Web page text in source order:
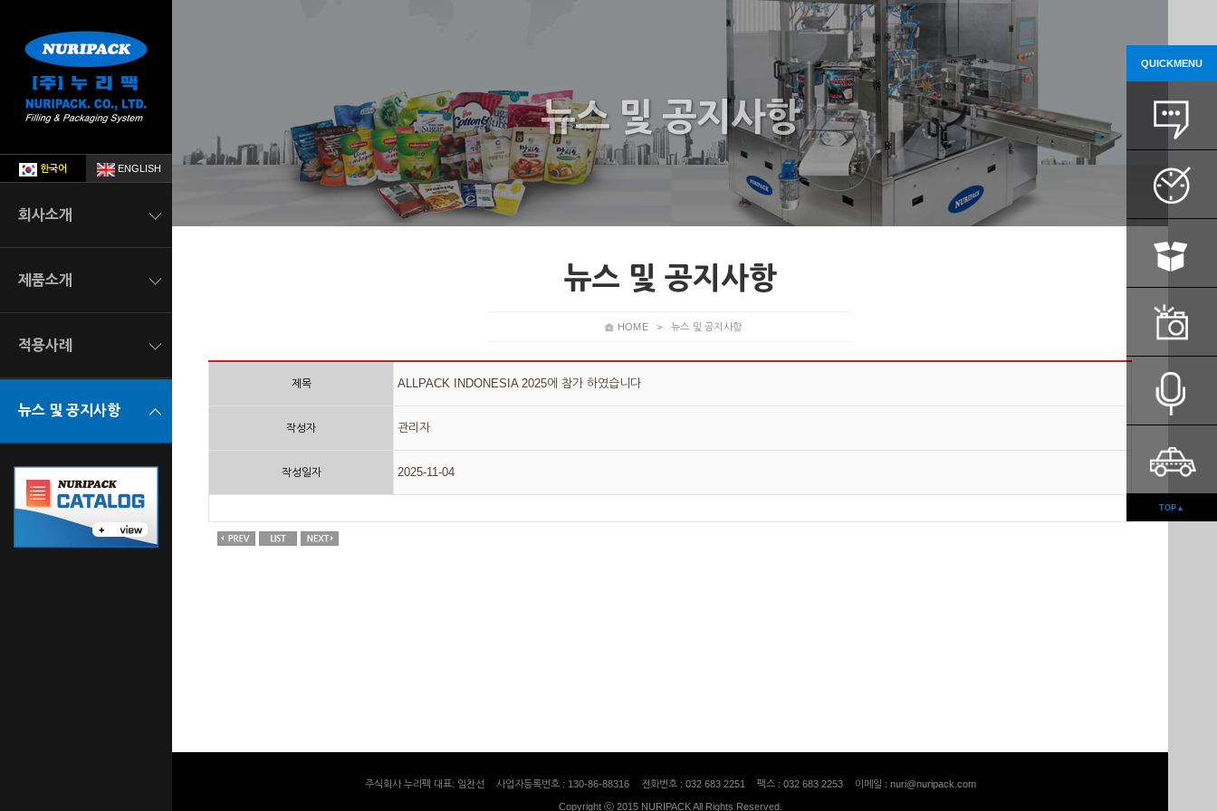
한국어 ENGLISH
회사소개
해외대리점
찾아오시는길
제품소개
분말충전기(오거필러)
과립충전기
액상충전기
병 자동충전라인
적용사례
액상
뉴스 및 공지사항
뉴스 및 공지사항
뉴스 및 공지사항
HOME > 뉴스 및 공지사항
제목 ALLPACK INDONESIA 2025에 참가 하였습니다
작성자 관리자
작성일자 2025-11-04
QUICKMENU
TOP▲
주식회사 누리팩 대표: 임찬선 사업자등록번호 : 130-86-88316 전화번호 : 032 683 2251 팩스 : 032 683 2253 이메일 : nuri@nuripack.com
Copyright ⓒ 2015 NURIPACK All Rights Reserved.